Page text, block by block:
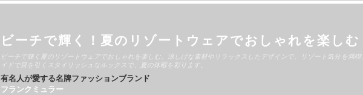
ビーチで輝く！夏のリゾートウェアでおしゃれを楽しむ
ビーチで輝く夏のリゾートウェアでおしゃれを楽しむ。涼しげな素材やリラックスしたデザインで、リゾート気分を満
イドで目を引くスタイリッシュなルックスで、夏の休暇を彩ります。
有名人が愛する名牌ファッションブランド
フランクミュラー